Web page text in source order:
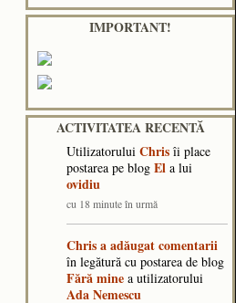
IMPORTANT!
ACTIVITATEA RECENTĂ
Utilizatorului Chris îi place
postarea pe blog El a lui
ovidiu
cu 18 minute în urmă
Chrisa adăugat comentarii
în legătură cu postarea de blog
Fără mine a utilizatorului
Ada Nemescu